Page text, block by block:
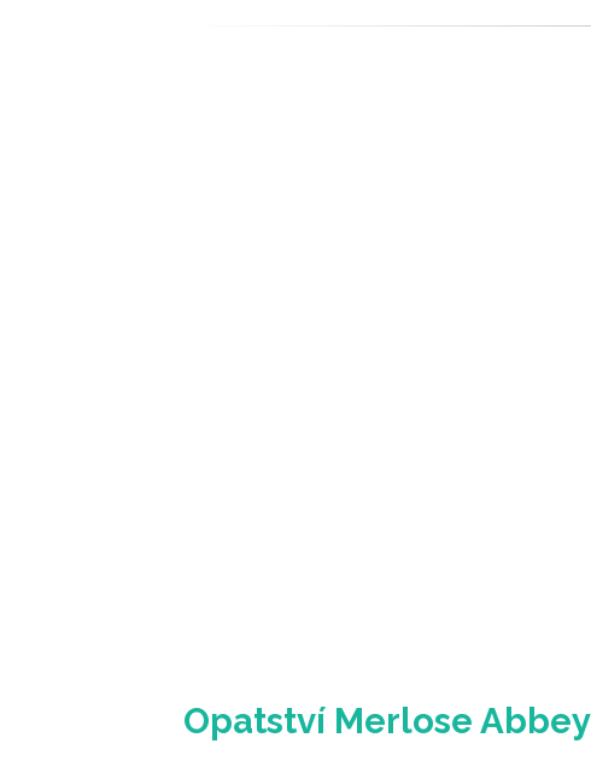
Opatství Merlose Abbey